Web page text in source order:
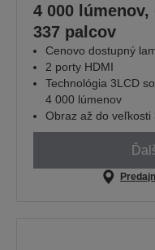
4 000
337 palcov
Cenovo dostupný
2 porty HDMI
Technológia 3LCD
4 000 lúmenov
Obraz až do veľkosti